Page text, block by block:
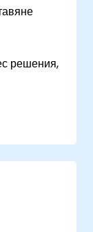
решения,